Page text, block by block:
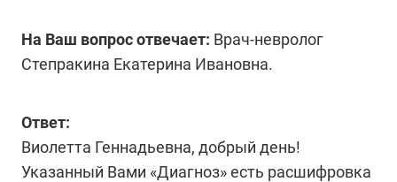
На Ваш вопрос отвечает: Врач-невролог
Степракина Екатерина Ивановна.
Ответ:
Виолетта Геннадьевна, добрый день!
Указанный Вами «Диагноз» есть расшифровка